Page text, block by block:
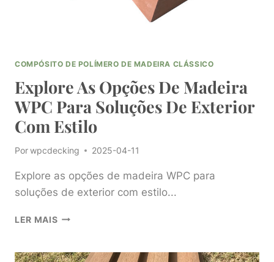
COMPÓSITO DE POLÍMERO DE MADEIRA CLÁSSICO
Explore As Opções De Madeira
WPC Para Soluções De Exterior
Com Estilo
Porwpcdecking 2025-04-11
Explore as opções de madeira WPC para
soluções de exterior com estilo...
LER MAISEXPLORE
DE